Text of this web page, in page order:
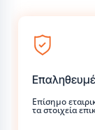
Επίσημο
τα στοιχεία